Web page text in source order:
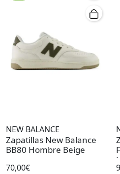
NEW BALANCE
Zapatillas New Balance
BB80 Hombre Beige
70,00€